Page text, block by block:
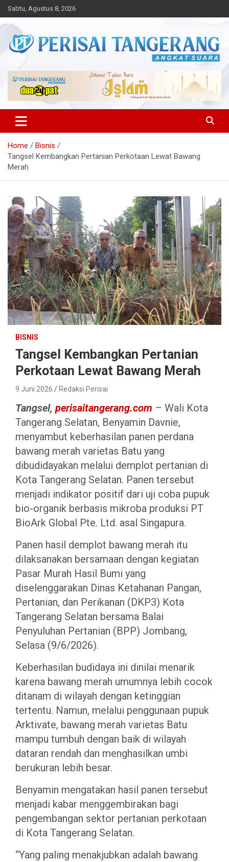
Skip
to
content
Sabtu, Agustus 8, 2026
Perisai Tangerang – Angkat
Suara
Home
Bisnis
Tangsel Kembangkan Pertanian Perkotaan Lewat Bawang
Merah
BISNIS
Tangsel Kembangkan Pertanian
Perkotaan Lewat Bawang Merah
9 Juni 2026 Redaksi Perisai
Tangsel, perisaitangerang.com – Wali Kota
Tangerang Selatan, Benyamin Davnie,
menyambut keberhasilan panen perdana
bawang merah varietas Batu yang
dibudidayakan melalui demplot pertanian di
Kota Tangerang Selatan. Panen tersebut
menjadi indikator positif dari uji coba pupuk
bio-organik berbasis mikroba produksi PT
BioArk Global Pte. Ltd. asal Singapura.
Panen hasil demplot bawang merah itu
dilaksanakan bersamaan dengan kegiatan
Pasar Murah Hasil Bumi yang
diselenggarakan Dinas Ketahanan Pangan,
Pertanian, dan Perikanan (DKP3) Kota
Tangerang Selatan bersama Balai
Penyuluhan Pertanian (BPP) Jombang,
Selasa (9/6/2026).
Keberhasilan budidaya ini dinilai menarik
karena bawang merah umumnya lebih cocok
ditanam di wilayah dengan ketinggian
tertentu. Namun, melalui penggunaan pupuk
Arktivate, bawang merah varietas Batu
mampu tumbuh dengan baik di wilayah
dataran rendah dan menghasilkan umbi
berukuran lebih besar.
Benyamin mengatakan hasil panen tersebut
menjadi kabar menggembirakan bagi
pengembangan sektor pertanian perkotaan
di Kota Tangerang Selatan.
“Yang paling menakjubkan adalah bawang